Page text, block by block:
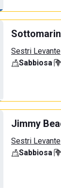
Sestri Levante
Sabbiosa·
Jimmy
Sestri Levante
Sabbiosa·